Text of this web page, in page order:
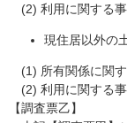
(2) 利用に関する
現住居以外の
(1) 所有関係に関
(2) 利用に関する
【調査票乙】